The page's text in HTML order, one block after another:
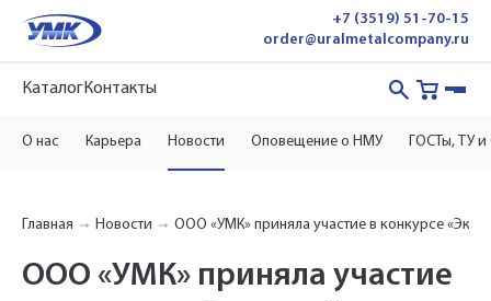
+7 (3519) 51-70-15
order@uralmetalcompany.ru
КаталогКонтакты
О нас Карьера Новости Оповещение о НМУ ГОСТы, ТУ и
Главная Новости ООО «УМК» приняла участие в конкурсе
ООО «УМК» приняла участие